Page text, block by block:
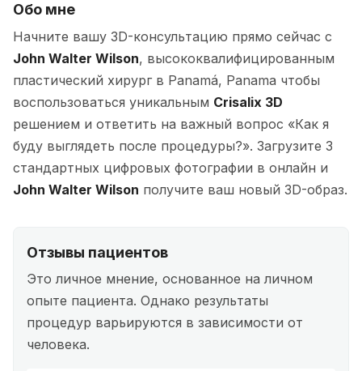
Обо мне
Начните вашу 3D-консультацию прямо сейчас с
John Walter Wilson, высококвалифицированным
пластический хирург в Panamá, Panama чтобы
воспользоваться уникальным Crisalix 3D
решением и ответить на важный вопрос «Как я
буду выглядеть после процедуры?». Загрузите 3
стандартных цифровых фотографии в онлайн и
John Walter Wilson получите ваш новый 3D-образ.
Отзывы пациентов
Это личное мнение, основанное на личном
опыте пациента. Однако результаты
процедур варьируются в зависимости от
человека.